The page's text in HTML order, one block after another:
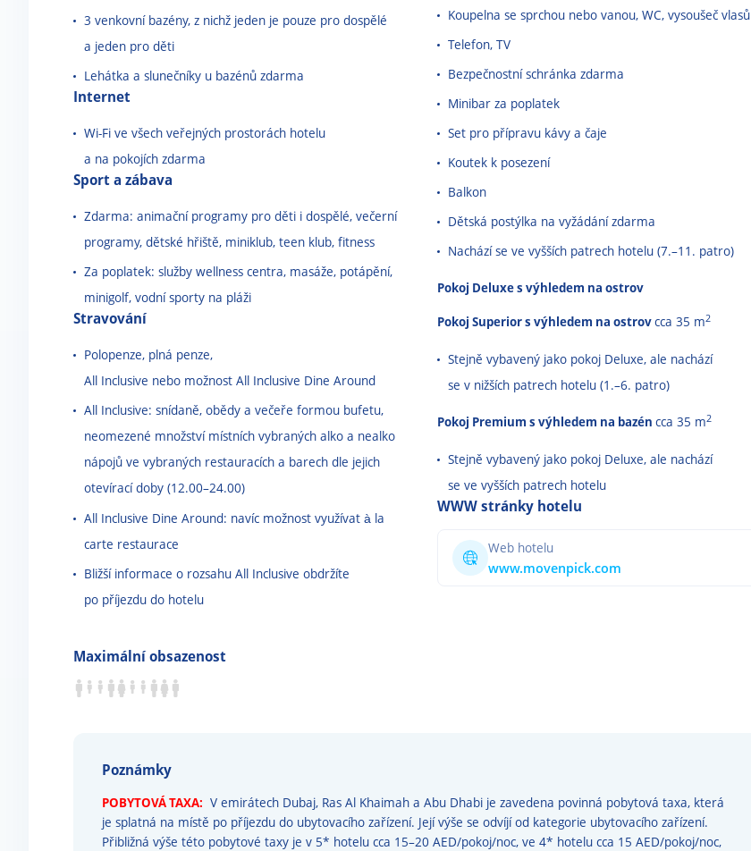
3 venkovní bazény, z nichž jeden je pouze pro dospělé
a jeden pro děti
Lehátka a slunečníky u bazénů zdarma
Internet
Wi-Fi ve všech veřejných prostorách hotelu
a na pokojích zdarma
Sport a zábava
Zdarma: animační programy pro děti i dospělé, večerní
programy, dětské hřiště, miniklub, teen klub, fitness
Za poplatek: služby wellness centra, masáže, potápění,
minigolf, vodní sporty na pláži
Stravování
Polopenze, plná penze,
All Inclusive nebo možnost All Inclusive Dine Around
All Inclusive: snídaně, obědy a večeře formou bufetu,
neomezené množství místních vybraných alko a nealko
nápojů ve vybraných restauracích a barech dle jejich
otevírací doby (12.00–24.00)
All Inclusive Dine Around: navíc možnost využívat à la
carte restaurace
Bližší informace o rozsahu All Inclusive obdržíte
po příjezdu do hotelu
Koupelna se sprchou nebo vanou, WC, vysoušeč vlasů
Telefon, TV
Bezpečnostní schránka zdarma
Minibar za poplatek
Set pro přípravu kávy a čaje
Koutek k posezení
Balkon
Dětská postýlka na vyžádání zdarma
Nachází se ve vyšších patrech hotelu (7.–11. patro)
Pokoj Deluxe s výhledem na ostrov
Pokoj Superior s výhledem na ostrovcca 35 m2
Stejně vybavený jako pokoj Deluxe, ale nachází
se v nižších patrech hotelu (1.–6. patro)
Pokoj Premium s výhledem na bazén cca 35 m2
Stejně vybavený jako pokoj Deluxe, ale nachází
se ve vyšších patrech hotelu
WWW stránky hotelu
Web hotelu
www.movenpick.com
Maximální obsazenost
Poznámky
POBYTOVÁ TAXA: V emirátech Dubaj, Ras Al Khaimah a Abu Dhabi je zavedena povinná pobytová taxa, která
je splatná na místě po příjezdu do ubytovacího zařízení. Její výše se odvíjí od kategorie ubytovacího zařízení.
Přibližná výše této pobytové taxy je v 5* hotelu cca 15–20 AED/pokoj/noc, ve 4* hotelu cca 15 AED/pokoj/noc,